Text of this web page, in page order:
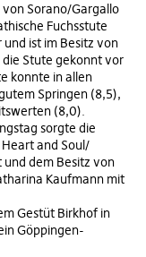
Sorano/Gargallo
Fuchsstute
ist im Besitz von
Stute gekonnt vor
konnte in allen
Springen (8,5),
(8,0).
sorgte die
and Soul/
dem Besitz von
Kaufmann mit
Gestüt Birkhof in
Göppingen-